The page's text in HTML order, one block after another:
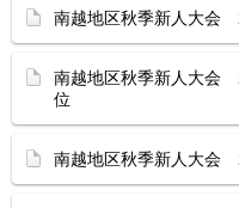
南越地区秋季新人大
南越地区秋季新人大
位
南越地区秋季新人大